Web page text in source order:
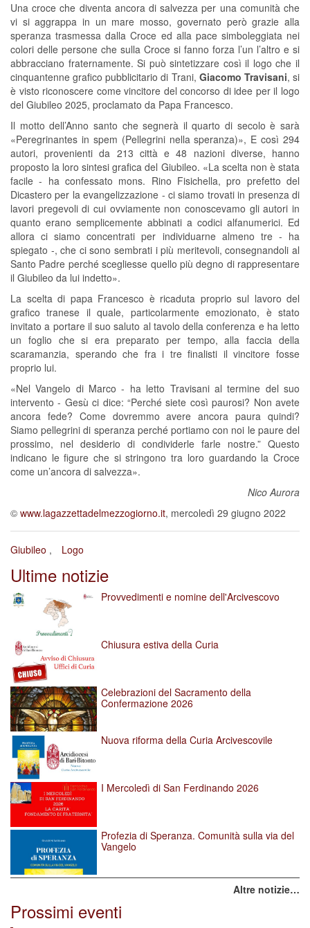
Una croce che diventa ancora di salvezza per una comunità che
vi si aggrappa in un mare mosso, governato però grazie alla
speranza trasmessa dalla Croce ed alla pace simboleggiata nei
colori delle persone che sulla Croce si fanno forza l’un l’altro e si
abbracciano fraternamente. Si può sintetizzare così il logo che il
cinquantenne grafico pubblicitario di Trani, Giacomo Travisani, si
è visto riconoscere come vincitore del concorso di idee per il logo
del Giubileo 2025, proclamato da Papa Francesco.
Il motto dell’Anno santo che segnerà il quarto di secolo è sarà
«Peregrinantes in spem (Pellegrini nella speranza)», E così 294
autori, provenienti da 213 città e 48 nazioni diverse, hanno
proposto la loro sintesi grafica del Giubileo. «La scelta non è stata
facile - ha confessato mons. Rino Fisichella, pro prefetto del
Dicastero per la evangelizzazione - ci siamo trovati in presenza di
lavori pregevoli di cui ovviamente non conoscevamo gli autori in
quanto erano semplicemente abbinati a codici alfanumerici. Ed
allora ci siamo concentrati per individuarne almeno tre - ha
spiegato -, che ci sono sembrati i più meritevoli, consegnandoli al
Santo Padre perché scegliesse quello più degno di rappresentare
il Giubileo da lui indetto».
La scelta di papa Francesco è ricaduta proprio sul lavoro del
grafico tranese il quale, particolarmente emozionato, è stato
invitato a portare il suo saluto al tavolo della conferenza e ha letto
un foglio che si era preparato per tempo, alla faccia della
scaramanzia, sperando che fra i tre finalisti il vincitore fosse
proprio lui.
«Nel Vangelo di Marco - ha letto Travisani al termine del suo
intervento - Gesù ci dice: “Perché siete così paurosi? Non avete
ancora fede? Come dovremmo avere ancora paura quindi?
Siamo pellegrini di speranza perché portiamo con noi le paure del
prossimo, nel desiderio di condividerle farle nostre.” Questo
indicano le figure che si stringono tra loro guardando la Croce
come un’ancora di salvezza».
Nico Aurora
© www.lagazzettadelmezzogiorno.it, mercoledì 29 giugno 2022
Giubileo Logo
Ultime notizie
Provvedimenti e nomine dell'Arcivescovo
Chiusura estiva della Curia
Celebrazioni del Sacramento della
Confermazione 2026
Nuova riforma della Curia Arcivescovile
I Mercoledì di San Ferdinando 2026
Profezia di Speranza. Comunità sulla via del
Vangelo
Altre notizie…
Prossimi eventi